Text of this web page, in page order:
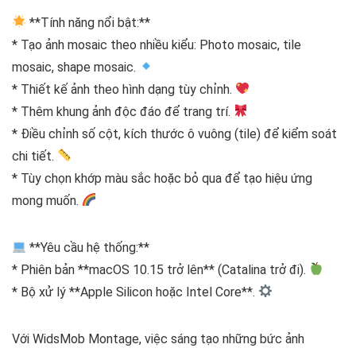
**Tính năng nổi bật:**
* Tạo ảnh mosaic theo nhiều kiểu: Photo mosaic, tile
mosaic, shape mosaic.
* Thiết kế ảnh theo hình dạng tùy chỉnh.
* Thêm khung ảnh độc đáo để trang trí.
* Điều chỉnh số cột, kích thước ô vuông (tile) để kiểm soát
chi tiết.
* Tùy chọn khớp màu sắc hoặc bỏ qua để tạo hiệu ứng
mong muốn.
**Yêu cầu hệ thống:**
* Phiên bản **macOS 10.15 trở lên** (Catalina trở đi).
* Bộ xử lý **Apple Silicon hoặc Intel Core**.
Với WidsMob Montage, việc sáng tạo những bức ảnh